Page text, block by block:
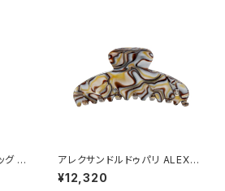
グ ミ
路
デ
アレクサンドルドゥパリ ALEXA
NDRE DE PARIS BASIC CLA
SSIQUES ヘアクリップ ACCM
¥12,320